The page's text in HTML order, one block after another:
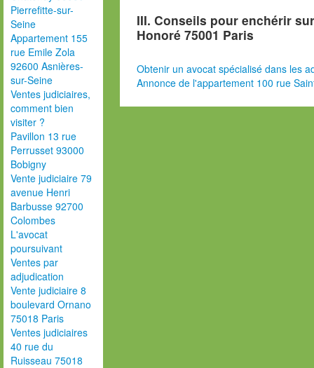
Pierrefitte-sur-
Seine
Appartement 155
rue Emile Zola
92600 Asnières-
sur-Seine
Ventes judiciaires,
comment bien
visiter ?
Pavillon 13 rue
Perrusset 93000
Bobigny
Vente judiciaire 79
avenue Henri
Barbusse 92700
Colombes
L'avocat
poursuivant
Ventes par
adjudication
Vente judiciaire 8
boulevard Ornano
75018 Paris
Ventes judiciaires
40 rue du
Ruisseau 75018
III. Conseils pour enchérir
Honoré 75001 Paris
Obtenir un avocat spécialisé dans les
Annonce de l'appartement 100 rue